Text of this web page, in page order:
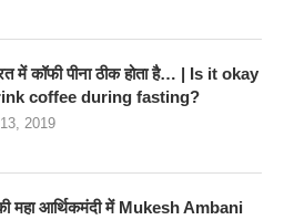
में कॉफी पीना ठीक होता है… | Is it okay
coffee during fasting?
2019
महा आर्थिकमंदी में Mukesh Ambani